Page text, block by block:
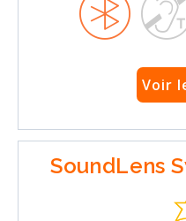
Voir
SoundLens